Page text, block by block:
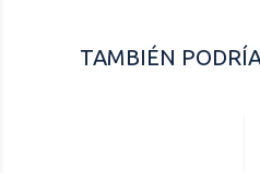
TAMBIÉN